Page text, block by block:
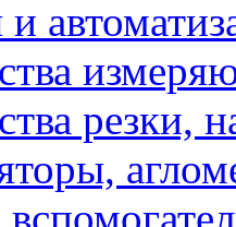
резки,